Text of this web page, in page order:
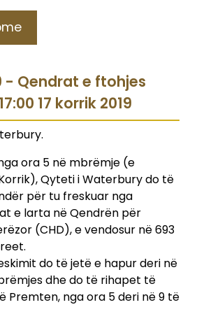
- Qendrat e ftohjes
17 korrik 2019
ora 5 në mbrëmje (e
Qyteti i Waterbury do të
për tu freskuar nga
e larta në Qendrën për
(CHD), e vendosur në 693
do të jetë e hapur deri në
dhe do të rihapet të
Premten, nga ora 5 deri në 9 të